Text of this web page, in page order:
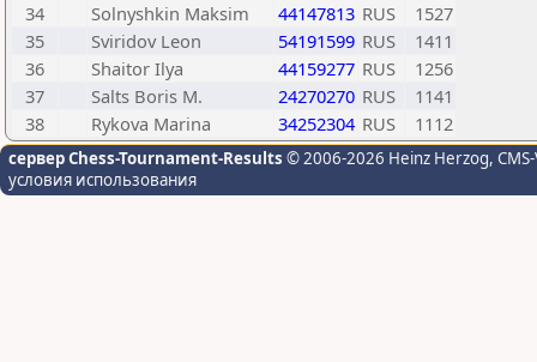
34
Solnyshkin Maksim 44147813 RUS
1527
35
Sviridov Leon 54191599 RUS
1411
36
Shaitor Ilya 44159277 RUS
1256
37
Salts Boris M. 24270270 RUS
1141
38
Rykova Marina 34252304 RUS 1112
сервер Chess-Tournament-Results © 2006-2026 Heinz Herzog,
условия использования